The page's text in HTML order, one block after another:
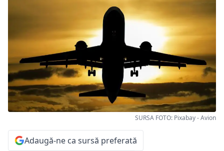
SURSA FOTO: Pixabay - Avion
Adaugă-ne ca sursă preferată